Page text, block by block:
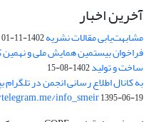
آخرین اخبار
مشابهت‌یابی مقالات نشریه1402-11-01
فراخوان بیستمین همایش ملی و
ساخت و تولید1402-08-15
به کانال اطلاع رسانی انجمن در تلگرام
info_smeir1395-06-19